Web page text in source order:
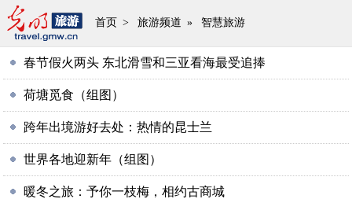
首页 > 旅游频道 » 智慧旅游
春节假火两头 东北滑雪和三亚看海最受追捧
荷塘觅食（组图）
跨年出境游好去处：热情的昆士兰
世界各地迎新年（组图）
暖冬之旅：予你一枝梅，相约古商城